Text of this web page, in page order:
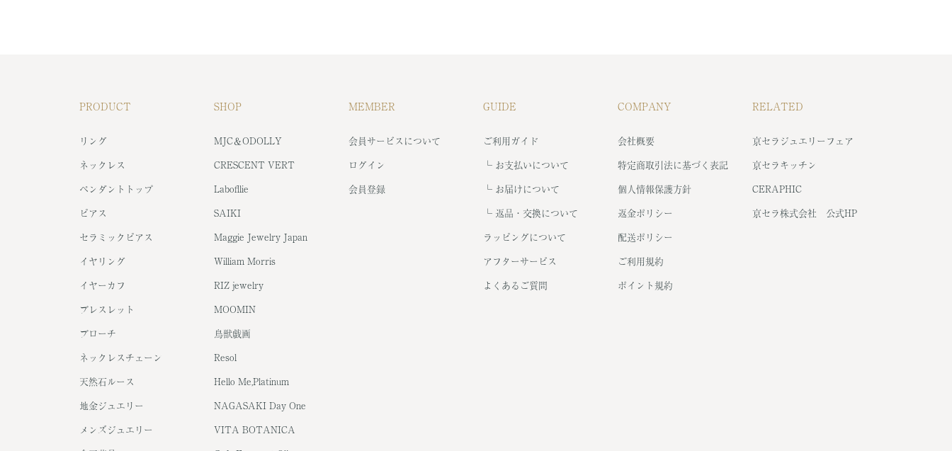
PRODUCT
リング
ネックレス
ペンダントトップ
ピアス
セラミックピアス
イヤリング
イヤーカフ
ブレスレット
ブローチ
ネックレスチェーン
天然石ルース
地金ジュエリー
メンズジュエリー
SHOP
MJC＆ODOLLY
CRESCENT VERT
Labofllie
SAIKI
Maggie Jewelry Japan
William Morris
RIZ jewelry
MOOMIN
鳥獣戯画
Resol
Hello Me,Platinum
NAGASAKI Day One
VITA BOTANICA
MEMBER
会員サービスについて
ログイン
会員登録
GUIDE
ご利用ガイド
お支払いについて
お届けについて
返品・交換について
ラッピングについて
アフターサービス
よくあるご質問
COMPANY
会社概要
特定商取引法に基づく表記
個人情報保護方針
返金ポリシー
配送ポリシー
ご利用規約
ポイント規約
RELATED
京セラジュエリーフェア
京セラキッチン
CERAPHIC
京セラ株式会社 公式HP